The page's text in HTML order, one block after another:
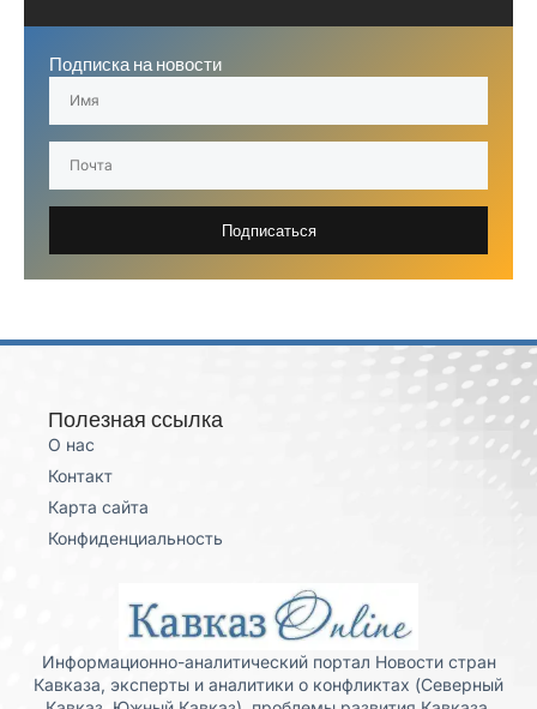
Подписка на новости
Подписаться
Полезная ссылка
О нас
Контакт
Карта сайта
Конфиденциальность
Информационно-аналитический портал Новости стран
Кавказа, эксперты и аналитики о конфликтах (Северный